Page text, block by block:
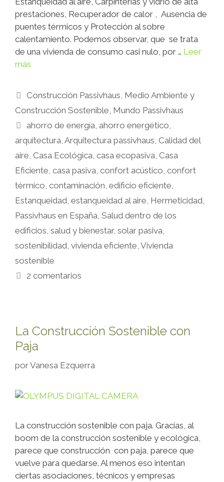
prestaciones, Recuperador de calor , Ausencia de
puentes térmicos y Protección al sobre
calentamiento. Podemos observar, que se trata
de una vivienda de consumo casi nulo, por … Leer
más
Construcción Passivhaus, Medio Ambiente y
Construcción Sostenible, Mundo Passivhaus
ahorro de energía, ahorro energético,
arquitectura, Arquitectura passivhaus, Calidad del
aire, Casa Ecológica, casa ecopasiva, Casa
Eficiente, casa pasiva, confort acústico, confort
térmico, contaminación, edificio eficiente,
Estanqueidad, estanqueidad al aire, Hermeticidad,
Passivhaus en España, Salud dentro de los
edificios, salud y bienestar, solar pasiva,
sostenibilidad, vivienda eficiente, Vivienda
sostenible
2 comentarios
La Construcción Sostenible con
Paja
porVanesa Ezquerra
La construcción sostenible con paja. Gracias, al
boom de la construcción sostenible y ecológica,
parece que construcción con paja, parece que
vuelve para quedarse. Al menos eso intentan
ciertas asociaciones, técnicos y empresas